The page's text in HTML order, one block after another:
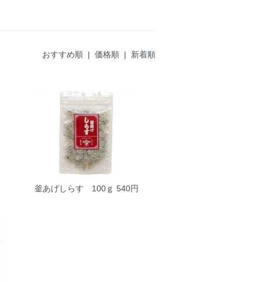
おすすめ順 | 価格順 | 新着順
釜あげしらす 100ｇ 540円